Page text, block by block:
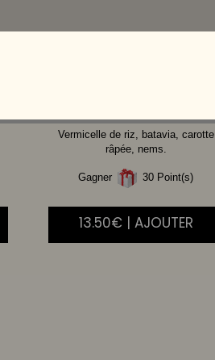
Vermicelle de riz, batavia, carotte
râpée, nems.
Gagner 30 Point(s)
13.50€ | AJOUTER